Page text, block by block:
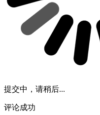
提交中，请稍后...
评论成功